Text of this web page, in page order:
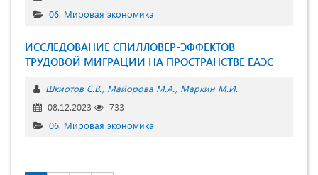
06. Мировая экономика
ИССЛЕДОВАНИЕ СПИЛЛОВЕР-ЭФФЕКТОВ
ТРУДОВОЙ МИГРАЦИИ НА ПРОСТРАНСТВЕ ЕАЭС
Шкиотов С.В. Майорова М.А. Маркин М.И.
08.12.2023
733
06. Мировая экономика